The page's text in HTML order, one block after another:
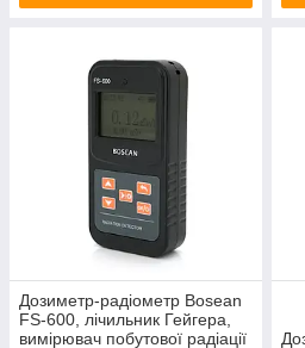
Дозиметр-радіометр Bosean
FS-600, лічильник Гейгера,
вимірювач побутової радіації